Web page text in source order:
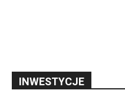
INWESTYCJE